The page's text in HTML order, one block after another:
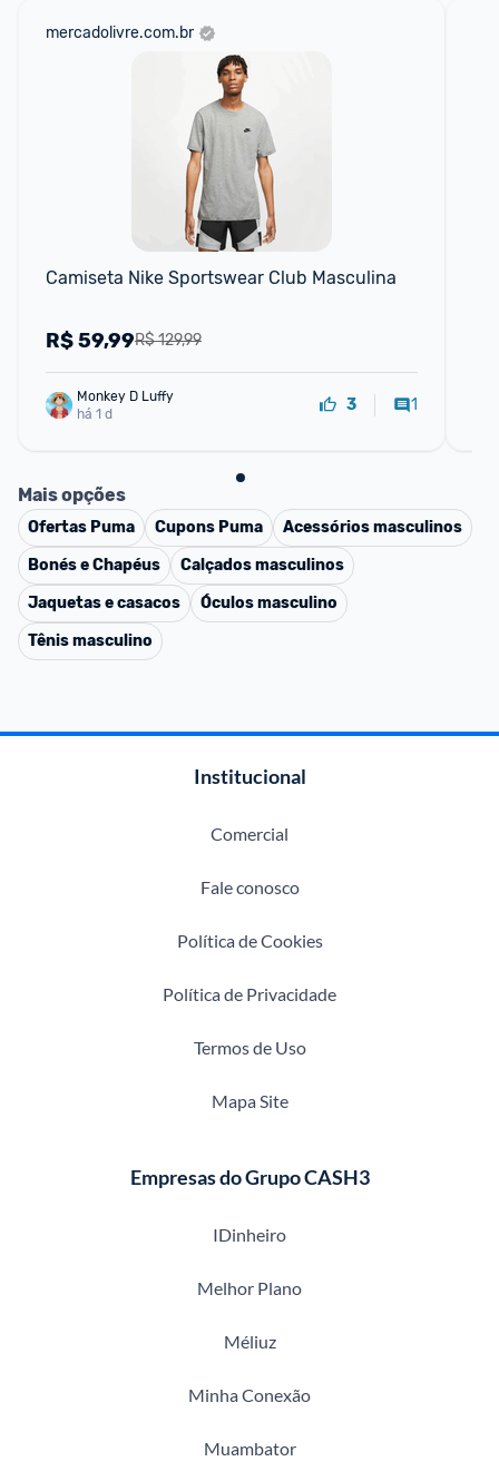
mercadolivre.com.br
Camiseta Nike Sportswear Club Masculina
R$ 129,99
R$59,99
Monkey D Luffy
há 1 d
3 1
Mais opções
Ofertas Puma Cupons Puma
Acessórios masculinos
Bonés e Chapéus
Calçados masculinos
Jaquetas e casacos
Óculos masculino
Tênis masculino
Institucional
Comercial
Fale conosco
Política de Cookies
Política de Privacidade
Termos de Uso
Mapa Site
Empresas do Grupo CASH3
IDinheiro
Melhor Plano
Méliuz
Minha Conexão
Muambator